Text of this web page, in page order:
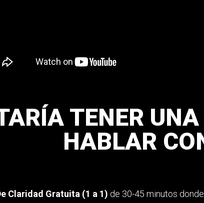
TENER
HABLAR
Claridad Gratuita (1 a 1) de 30-45 minutos